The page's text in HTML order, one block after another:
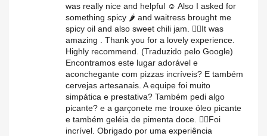
was really nice and helpful ☺️ Also I asked for
something spicy 🌶️ and waitress brought me
spicy oil and also sweet chili jam. ✌🏽It was
amazing . Thank you for a lovely experience.
Highly recommend. (Traduzido pelo Google)
Encontramos este lugar adorável e
aconchegante com pizzas incríveis? E também
cervejas artesanais. A equipe foi muito
simpática e prestativa? Também pedi algo
picante? e a garçonete me trouxe óleo picante
e também geléia de pimenta doce. ✌🏽Foi
incrível. Obrigado por uma experiência